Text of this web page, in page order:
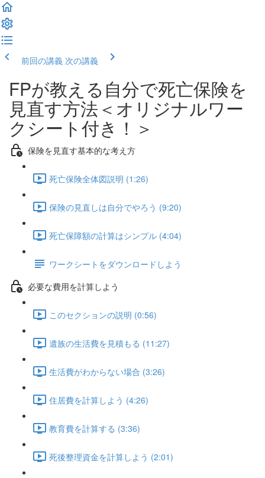
前回の講義 次の講義
FPが教える自分で死亡保険を
見直す方法＜オリジナルワー
クシート付き！＞
保険を見直す基本的な考え方
死亡保険全体図説明 (1:26)
保険の見直しは自分でやろう (9:20)
死亡保障額の計算はシンプル (4:04)
ワークシートをダウンロードしよう
必要な費用を計算しよう
このセクションの説明 (0:56)
遺族の生活費を見積もる (11:27)
生活費がわからない場合 (3:26)
住居費を計算しよう (4:26)
教育費を計算する (3:36)
死後整理資金を計算しよう (2:01)